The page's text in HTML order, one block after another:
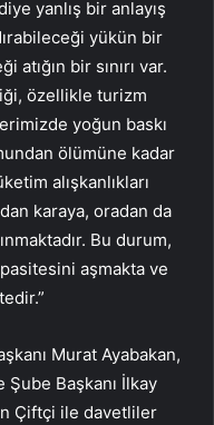
yanlış bir anlayış
yükün bir
atığın bir sınırı var.
özellikle turizm
yoğun baskı
ölümüne kadar
alışkanlıkları
karaya, oradan da
Bu durum,
aşmakta ve
Murat Ayabakan,
Şube Başkanı İlkay
Çiftçi ile davetliler